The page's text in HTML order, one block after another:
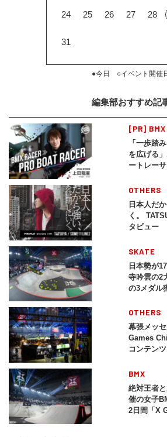
24 25 26 27 28
31
●今日 ○イベント開催
編集部おすすめ記
[PR] BMX
「一歩踏
を広げる
ートレー
OTHERS
日本人だ
く。
タビュー
SKATE
日本勢が
寺吟雲の2
の3メダル
2026」
OTHERS
幕張メッ
Games
コンテン
BMX
絶対王者
催の女子
2日間「X